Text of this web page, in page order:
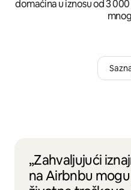
domaćina u iznosu od 3 000
„Zahvaljujući
na Airbnbu